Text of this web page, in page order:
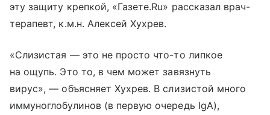
эту защиту крепкой, «Газете.Ru» рассказал врач-
терапевт, к.м.н. Алексей Хухрев.
«Слизистая — это не просто что-то липкое
на ощупь. Это то, в чем может завязнуть
вирус», — объясняет Хухрев. В слизистой много
иммуноглобулинов (в первую очередь IgA),